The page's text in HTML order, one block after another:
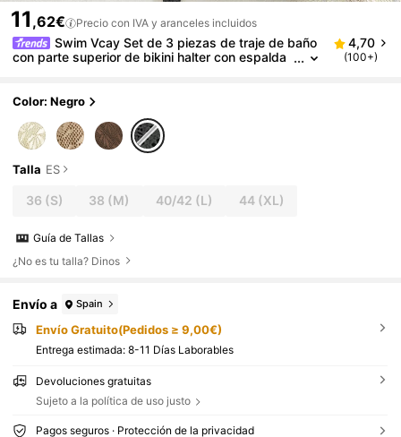
11 ,62€ Precio con IVA y aranceles incluidos
Swim Vcay Set de 3 piezas de traje de baño
con parte superior de bikini halter con espalda
4,70
(100+)
Color: Negro
Talla ES
36 (S) 38 (M) 40/42 (L) 44(XL)
Guía de Tallas
¿No es tu talla? Dinos
Envío a Spain
Envío Gratuito(Pedidos ≥ 9,00€)
Entrega estimada: 8-11 Días Laborables
Devoluciones gratuitas
Sujeto a la política de uso justo
Pagos seguros · Protección de la privacidad